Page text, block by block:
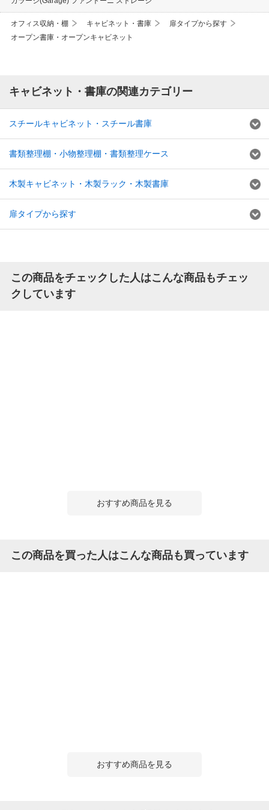
オフィス収納・棚 キャビネット・書庫
扉タイプから探す
オープン書庫・オープンキャビネット
キャビネット・書庫の関連カテゴリー
スチールキャビネット・スチール書庫
書類整理棚・小物整理棚・書類整理ケース
木製キャビネット・木製ラック・木製書庫
扉タイプから探す
この商品をチェックした人はこんな商品もチェッ
クしています
おすすめ商品を見る
この商品を買った人はこんな商品も買っています
おすすめ商品を見る